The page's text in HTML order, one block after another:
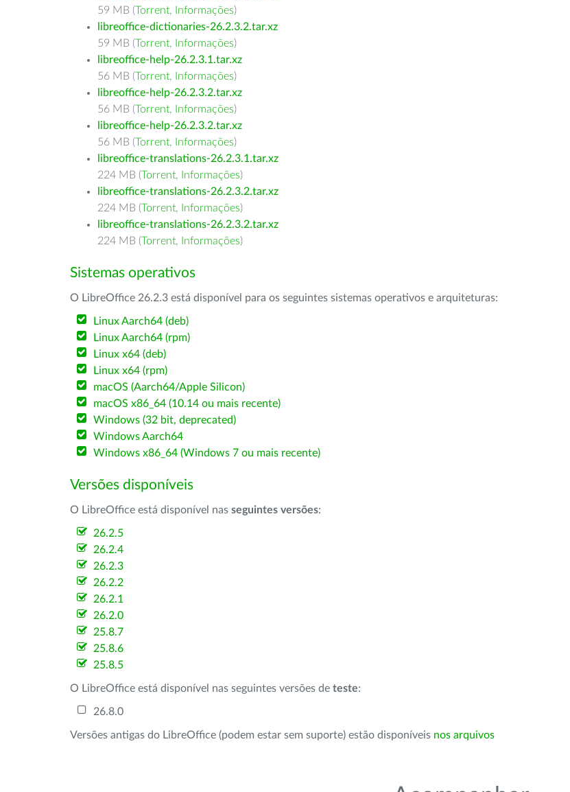
59 MB (Torrent, Informações)
libreoffice-dictionaries-26.2.3.2.tar.xz
59 MB (Torrent, Informações)
libreoffice-help-26.2.3.1.tar.xz
56 MB (Torrent, Informações)
libreoffice-help-26.2.3.2.tar.xz
56 MB (Torrent, Informações)
libreoffice-help-26.2.3.2.tar.xz
56 MB (Torrent, Informações)
libreoffice-translations-26.2.3.1.tar.xz
224 MB (Torrent, Informações)
libreoffice-translations-26.2.3.2.tar.xz
224 MB (Torrent, Informações)
libreoffice-translations-26.2.3.2.tar.xz
224 MB (Torrent, Informações)
Sistemas operativos
O LibreOffice 26.2.3 está disponível para os seguintes sistemas operativos e arquiteturas:
Linux Aarch64 (deb)
Linux Aarch64 (rpm)
Linux x64 (deb)
Linux x64 (rpm)
macOS (Aarch64/Apple Silicon)
macOS x86_64 (10.14 ou mais recente)
Windows (32 bit, deprecated)
Windows Aarch64
Windows x86_64 (Windows 7 ou mais recente)
Versões disponíveis
O LibreOffice está disponível nas seguintes versões:
26.2.5
26.2.4
26.2.3
26.2.2
26.2.1
26.2.0
25.8.7
25.8.6
25.8.5
O LibreOffice está disponível nas seguintes versões de teste:
26.8.0
Versões antigas do LibreOffice (podem estar sem suporte) estão disponíveis nos arquivos